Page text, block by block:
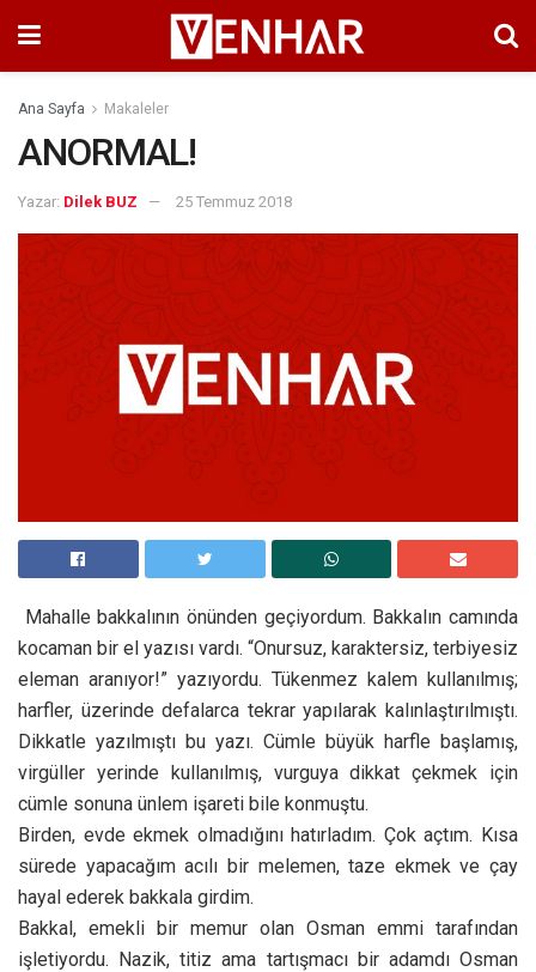
Ana Sayfa Makaleler
ANORMAL!
Yazar: Dilek BUZ 25 Temmuz 2018
Mahalle bakkalının önünden geçiyordum. Bakkalın camında
kocaman bir el yazısı vardı. “Onursuz, karaktersiz, terbiyesiz
eleman aranıyor!” yazıyordu. Tükenmez kalem kullanılmış;
harfler, üzerinde defalarca tekrar yapılarak kalınlaştırılmıştı.
Dikkatle yazılmıştı bu yazı. Cümle büyük harfle başlamış,
virgüller yerinde kullanılmış, vurguya dikkat çekmek için
cümle sonuna ünlem işareti bile konmuştu.
Birden, evde ekmek olmadığını hatırladım. Çok açtım. Kısa
sürede yapacağım acılı bir melemen, taze ekmek ve çay
hayal ederek bakkala girdim.
Bakkal, emekli bir memur olan Osman emmi tarafından
işletiyordu. Nazik, titiz ama tartışmacı bir adamdı Osman